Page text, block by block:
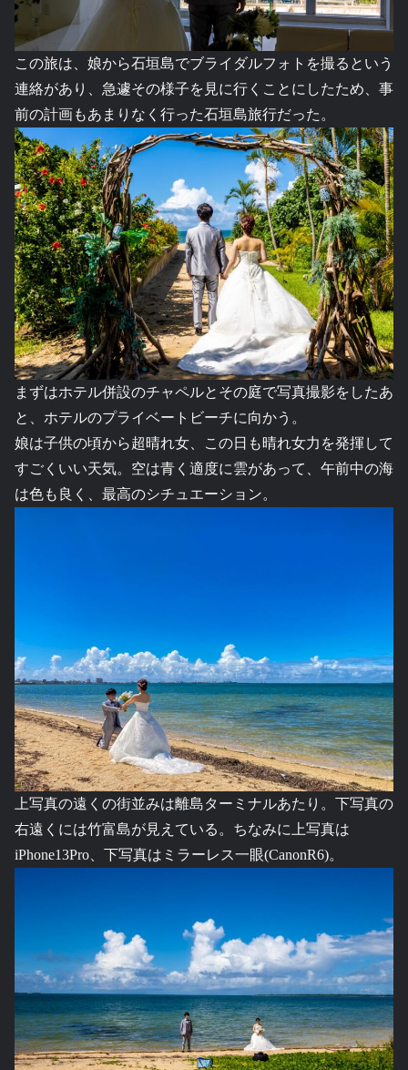
この旅は、娘から石垣島でブライダルフォトを撮るという
連絡があり、急遽その様子を見に行くことにしたため、事
前の計画もあまりなく行った石垣島旅行だった。
まずはホテル併設のチャペルとその庭で写真撮影をしたあ
と、ホテルのプライベートビーチに向かう。
娘は子供の頃から超晴れ女、この日も晴れ女力を発揮して
すごくいい天気。空は青く適度に雲があって、午前中の海
は色も良く、最高のシチュエーション。
上写真の遠くの街並みは離島ターミナルあたり。下写真の
右遠くには竹富島が見えている。ちなみに上写真は
iPhone13Pro、下写真はミラーレス一眼(CanonR6)。